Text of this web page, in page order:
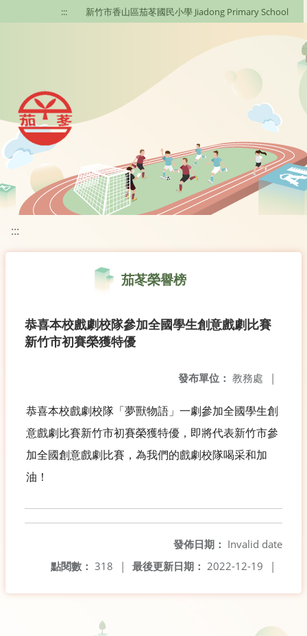
移至網頁之主要內容區位置
::: 新竹市香山區茄苳國民小學 Jiadong Primary School
:::
茄苳榮譽榜
恭喜本校戲劇校隊參加全國學生創意戲劇比賽
新竹市初賽榮獲特優
發布單位： 教務處 |
恭喜本校戲劇校隊「夢獸物語」一劇參加全國學生創
意戲劇比賽新竹市初賽榮獲特優，即將代表新竹市參
加全國創意戲劇比賽，為我們的戲劇校隊喝采和加
油！
發佈日期： Invalid date
最後更新日期： 2022-12-19 |
點閱數： 318 |